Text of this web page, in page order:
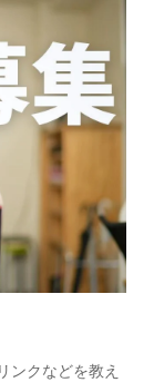
ンクなどを教え